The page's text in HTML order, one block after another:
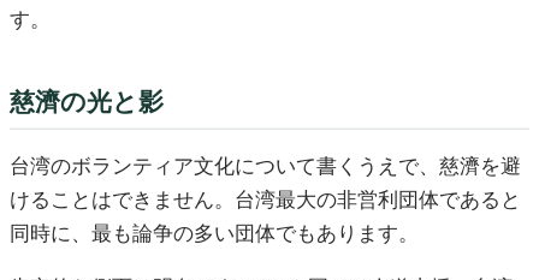
す。
慈濟の光と影
台湾のボランティア文化について書くうえで、慈濟を避
けることはできません。台湾最大の非営利団体であると
同時に、最も論争の多い団体でもあります。